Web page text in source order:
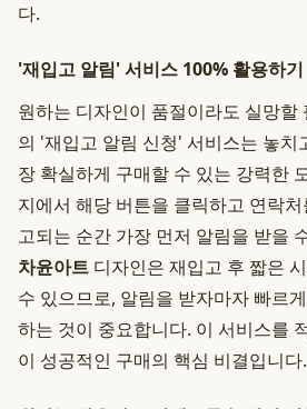
다.
'재입고 알림' 서비스 100% 활용하기
원하는 디자인이 품절이라도 실망할
의 '재입고 알림 신청' 서비스는 놓치
장 확실하게 구매할 수 있는 강력한
지에서 해당 버튼을 클릭하고 연락
고되는 순간 가장 먼저 알림을 받을
차윤아트 디자인은 재입고 후 짧은
수 있으므로, 알림을 받자마자 빠르
하는 것이 중요합니다. 이 서비스를
이 성공적인 구매의 핵심 비결입니다.